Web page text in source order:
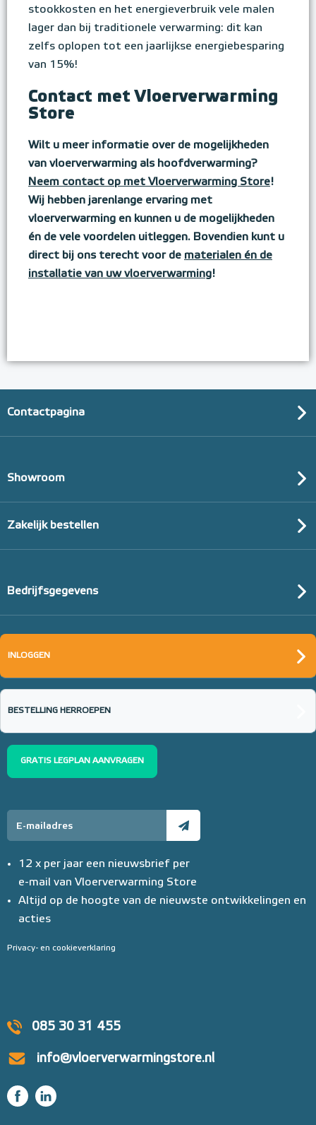
stookkosten en het energieverbruik vele malen
lager dan bij traditionele verwarming: dit kan
zelfs oplopen tot een jaarlijkse energiebesparing
van 15%!
Contact met Vloerverwarming
Store
Wilt u meer informatie over de mogelijkheden
van vloerverwarming als hoofdverwarming?
Neem contact op met Vloerverwarming Store!
Wij hebben jarenlange ervaring met
vloerverwarming en kunnen u de mogelijkheden
én de vele voordelen uitleggen. Bovendien kunt u
direct bij ons terecht voor de materialen én de
installatie van uw vloerverwarming!
085 30 31 455
info@vloerverwarmingstore.nl
Contactpagina
Showroom
Zakelijk bestellen
Bedrijfsgegevens
INLOGGEN
BESTELLING HERROEPEN
GRATIS LEGPLAN AANVRAGEN
12 x per jaar een nieuwsbrief per
e-mail van Vloerverwarming Store
Altijd op de hoogte van de nieuwste ontwikkelingen en
acties
Privacy- en cookieverklaring